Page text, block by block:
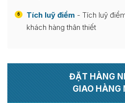
6 Tích luỹ điểm - Tích luỹ
khách hàng thân thiết
ĐẶT HÀNG
GIAO HÀNG